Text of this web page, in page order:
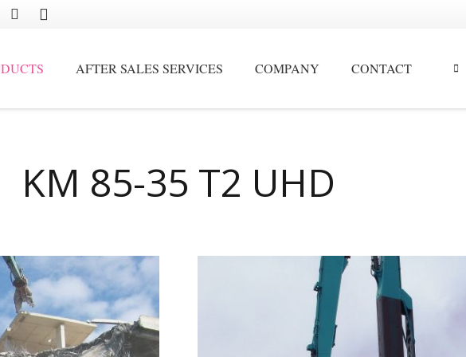
AFTER SALES SERVICES COMPANY CONTACT
KM 85-35 T2 UHD